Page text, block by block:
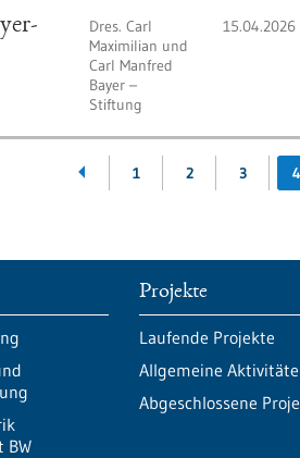
Dres. Carl
Maximilian und
Carl Manfred
Bayer –
Stiftung
15.04.2026
1 2 3 4
BW
Projekte
Laufende Projekte
Allgemeine
Abgeschlossene